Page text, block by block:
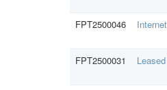
FPT2500046
FPT2500031